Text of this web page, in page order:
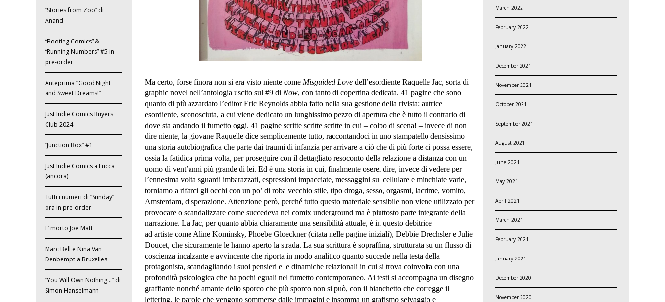
Ma certo, forse finora non si era visto niente come Misguided Love dell’esordiente Raquelle Jac, sorta di
graphic novel nell’antologia uscito sul #9 di Now, con tanto di copertina dedicata. 41 pagine che sono
quanto di più azzardato l’editor Eric Reynolds abbia fatto nella sua gestione della rivista: autrice
esordiente, sconosciuta, a cui viene dedicato un lunghissimo pezzo di apertura che è tutto il contrario di
dove sta andando il fumetto oggi. 41 pagine scritte scritte scritte in cui – colpo di scena! – invece di non
dire niente, la giovane Raquelle dice semplicemente tutto, raccontandoci in uno stampatello densissimo
una storia autobiografica che parte dai traumi di infanzia per arrivare a ciò che di più forte ci possa essere,
ossia la fatidica prima volta, per proseguire con il dettagliato resoconto della relazione a distanza con un
uomo di vent’anni più grande di lei. Ed è una storia in cui, finalmente oserei dire, invece di vedere per
l’ennesima volta sguardi imbarazzati, espressioni impacciate, messaggini sul cellulare e minchiate varie,
torniamo a rifarci gli occhi con un po’ di roba vecchio stile, tipo droga, sesso, orgasmi, lacrime, vomito,
Amsterdam, disperazione. Attenzione però, perché tutto questo materiale sensibile non viene utilizzato per
provocare o scandalizzare come succedeva nei comix underground ma è piuttosto parte integrante della
narrazione. La Jac, per quanto abbia chiaramente una sensibilità attuale, è in questo debitrice
ad artiste come Aline Kominsky, Phoebe Gloeckner (citata nelle pagine iniziali), Debbie Drechsler e Julie
Doucet, che sicuramente le hanno aperto la strada. La sua scrittura è sopraffina, strutturata su un flusso di
coscienza incalzante e avvincente che riporta in modo analitico quanto succede nella testa della
protagonista, scandagliando i suoi pensieri e le dinamiche relazionali in cui si trova coinvolta con una
profondità psicologica che ha pochi eguali nel fumetto contemporaneo. Ai testi si accompagna un disegno
graffiante nonché amante dello sporco che più sporco non si può, con il bianchetto che corregge il
lettering, le parole che vengono sommerse dalle immagini e insomma un grafismo selvaggio e
“Stories from Zoo” di
Anand
“Bootleg Comics” &
“Running Numbers” #5 in
pre-order
Anteprima “Good Night
and Sweet Dreams!”
Just Indie Comics Buyers
Club 2024
“Junction Box” #1
Just Indie Comics a Lucca
(ancora)
Tutti i numeri di “Sunday”
ora in pre-order
E’ morto Joe Matt
Marc Bell e Nina Van
Denbempt a Bruxelles
“You Will Own Nothing…” di
Simon Hanselmann
March 2022
February 2022
January 2022
December 2021
November 2021
October 2021
September 2021
August 2021
June 2021
May 2021
April 2021
March 2021
February 2021
January 2021
December 2020
November 2020